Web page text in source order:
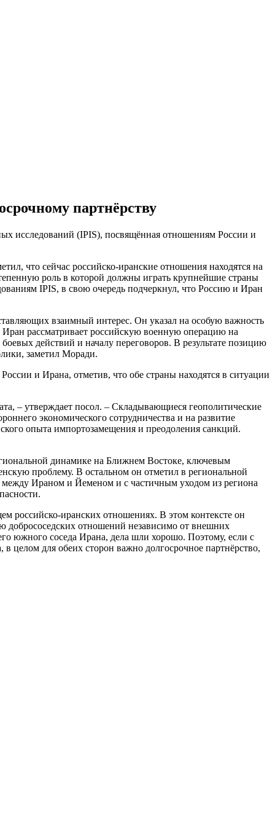
партнёрству
исследований (IPIS), посвящённая отношениям России и
что сейчас российско-иранские отношения находятся на
роль в которой должны играть крупнейшие страны
IPIS, в свою очередь подчеркнул, что Россию и Иран
взаимный интерес. Он указал на особую важность
рассматривает российскую военную операцию на
действий и началу переговоров. В результате позицию
заметил Моради.
и Ирана, отметив, что обе страны находятся в ситуации
– утверждает посол. – Складывающиеся геополитические
экономического сотрудничества и на развитие
опыта импортозамещения и преодоления санкций.
динамике на Ближнем Востоке, ключевым
проблему. В остальном он отметил в региональной
Ираном и Йеменом и с частичным уходом из региона
иранских отношениях. В этом контексте он
добрососедских отношений независимо от внешних
южного соседа Ирана, дела шли хорошо. Поэтому, если с
целом для обеих сторон важно долгосрочное партнёрство,